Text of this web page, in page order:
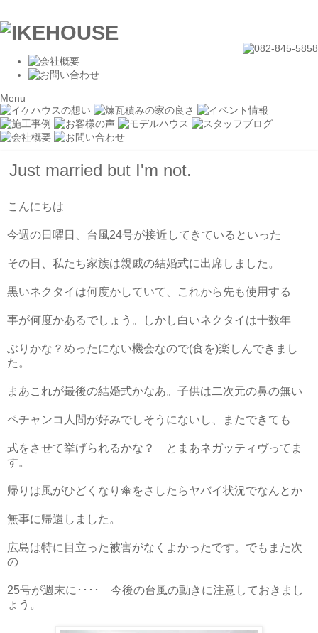
Menu
Just married but I'm not.
こんにちは
今週の日曜日、台風24号が接近してきているといった
その日、私たち家族は親戚の結婚式に出席しました。
黒いネクタイは何度かしていて、これから先も使用する
事が何度かあるでしょう。しかし白いネクタイは十数年
ぶりかな？めったにない機会なので(食を)楽しんできまし
た。
まあこれが最後の結婚式かなあ。子供は二次元の鼻の無い
ペチャンコ人間が好みでしそうにないし、またできても
式をさせて挙げられるかな？ とまあネガッティヴってま
す。
帰りは風がひどくなり傘をさしたらヤバイ状況でなんとか
無事に帰還しました。
広島は特に目立った被害がなくよかったです。でもまた次
の
25号が週末に････ 今後の台風の動きに注意しておきまし
ょう。